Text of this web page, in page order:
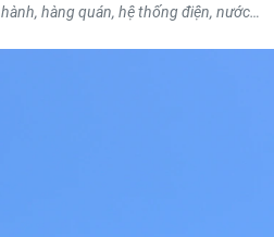
hành, hàng quán, hệ thống điện, nước…